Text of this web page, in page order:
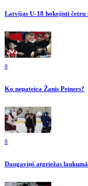
Latvijas U-18 hokejisti četru
8
Ko nepateica Žanis Peiners?
8
Daugaviņš atgriežas